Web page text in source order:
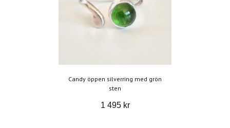
Candy öppen silverring med grön
sten
1 495 kr